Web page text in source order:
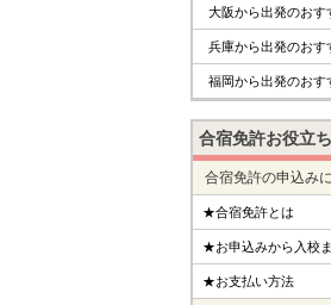
大阪から出発のおす
兵庫から出発のおす
福岡から出発のおす
合宿免許お役立
合宿免許の申込み
★合宿免許とは
★お申込みから入校
★お支払い方法